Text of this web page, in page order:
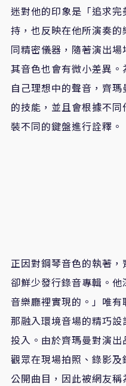
迷對他的印象是「追求
持，也反映在他所演奏
同精密儀器，隨著演出場
其音色也會有微小差異
自己理想中的聲音，齊
的技能，並且會根據不
裝不同的鍵盤進行詮釋。
正因對鋼琴音色的執著
卻鮮少發行錄音專輯。
音樂廳裡實現的。」唯
那融入環境音場的精巧
投入。由於齊瑪曼對演
觀眾在現場拍照、錄影
公開曲目，因此被網友